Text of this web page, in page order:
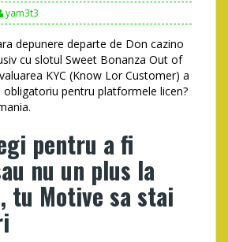
yam3t3
depunere departe de Don cazino
cu slotul Sweet Bonanza Out of
KYC (Know Lor Customer) a
pentru platformele licen?
pentru a fi
nu un plus la
tu Motive sa stai